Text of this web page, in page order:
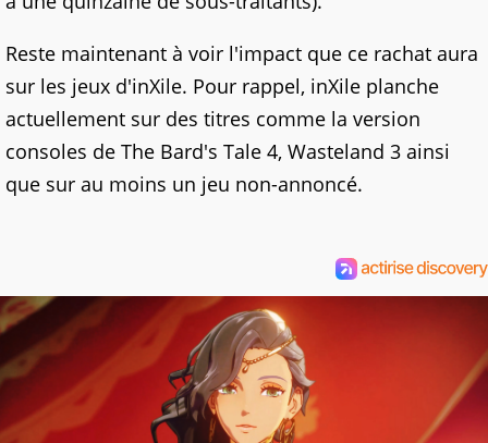
Reste maintenant à voir l'impact que ce rachat aura
sur les jeux d'inXile. Pour rappel, inXile planche
actuellement sur des titres comme la version
consoles de The Bard's Tale 4, Wasteland 3 ainsi
que sur au moins un jeu non-annoncé.